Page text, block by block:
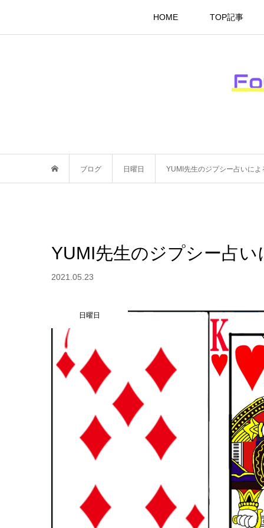
HOME TOP記事
ブログ 日曜日 YUMI先生のジプシー占いに
YUMI先生のジプシー占
2021.05.23
日曜日